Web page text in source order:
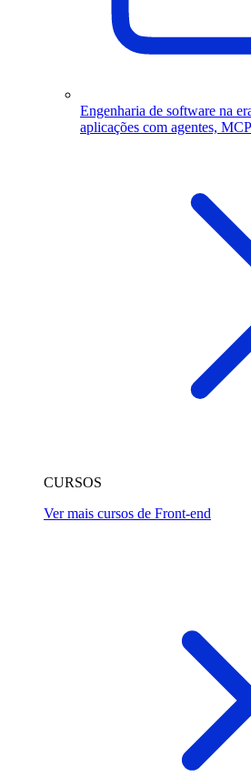
Engenharia de software na
aplicações com agentes,
CURSOS
Ver mais cursos de Front-end